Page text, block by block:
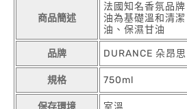
商品簡述
法國知名香氛品
油為基礎溫和清
油、保濕甘油
品牌 DURANCE 朵昂思
規格 750ml
保存環境 室溫